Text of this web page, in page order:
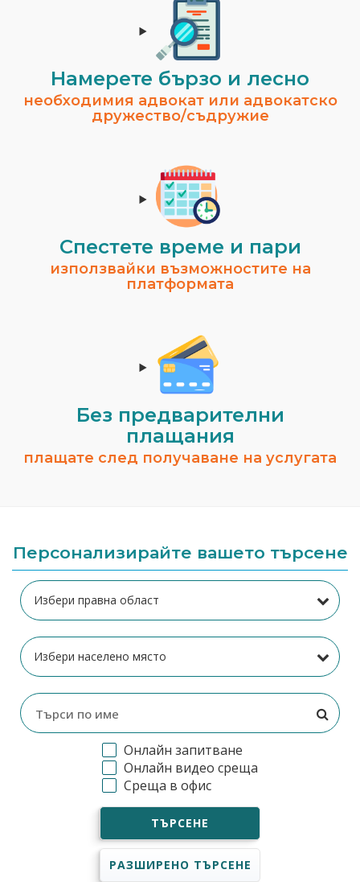
Намерете бързо и лесно
необходимия адвокат или адвокатско
дружество/съдружие
Спестeте време и пари
използвайки възможностите на
платформата
Без предварителни
плащания
плащате след получаване на услугата
Персонализирайте вашето търсене
Онлайн запитване
Онлайн видео среща
Среща в офис
ТЪРСЕНЕ
РАЗШИРЕНО ТЪРСЕНЕ